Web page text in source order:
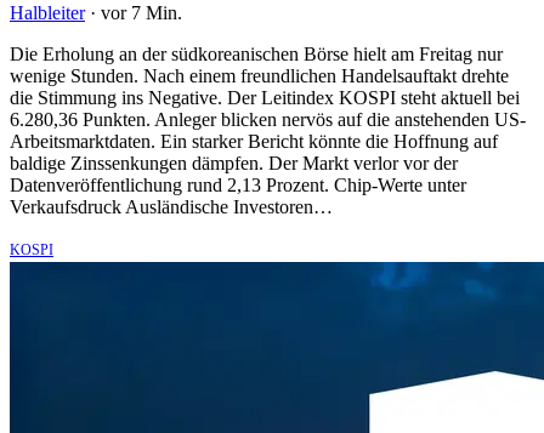
Halbleiter · vor 7 Min.
Die Erholung an der südkoreanischen Börse hielt am Freitag nur
wenige Stunden. Nach einem freundlichen Handelsauftakt drehte
die Stimmung ins Negative. Der Leitindex KOSPI steht aktuell bei
6.280,36 Punkten. Anleger blicken nervös auf die anstehenden US-
Arbeitsmarktdaten. Ein starker Bericht könnte die Hoffnung auf
baldige Zinssenkungen dämpfen. Der Markt verlor vor der
Datenveröffentlichung rund 2,13 Prozent. Chip-Werte unter
Verkaufsdruck Ausländische Investoren…
KOSPI